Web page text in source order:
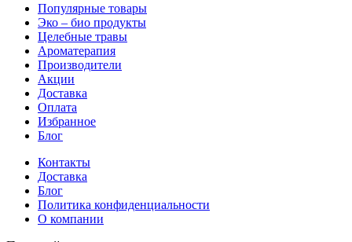
Популярные товары
Эко – био продукты
Целебные травы
Ароматерапия
Производители
Акции
Доставка
Оплата
Избранное
Блог
Контакты
Доставка
Блог
Политика конфиденциальности
О компании